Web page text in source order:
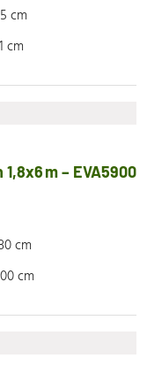
cm
cm
m – EVA5900
cm
cm